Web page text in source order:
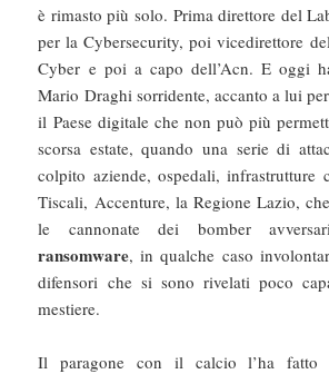
è rimasto più solo. Prima direttore del
per la Cybersecurity, poi vicedirettore
Cyber e poi a capo dell’Acn. E oggi
Mario Draghi sorridente, accanto a lui
il Paese digitale che non può più
scorsa estate, quando una serie di
colpito aziende, ospedali, infrastrutture
Tiscali, Accenture, la Regione Lazio,
le cannonate dei bomber
ransomware, in qualche caso
difensori che si sono rivelati poco
mestiere.
Il paragone con il calcio l’ha fatto